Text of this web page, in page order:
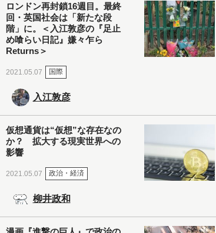
ロンドン再封鎖16週目。最終
回・英国社会は「新たな段
階」に。＜入江敦彦の『足止
め喰らい日記』嫌々乍ら
Returns＞
2021.05.07 国際
入江敦彦
仮想通貨は“仮想”な存在なの
か？ 拡大する現実世界への
影響
2021.05.07 政治・経済
柳井政和